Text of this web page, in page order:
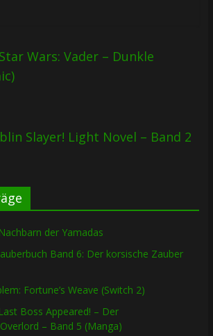
Wars: Vader – Dunkle
Slayer! Light Novel – Band 2
der Yamadas
Band 6: Der korsische Zauber
Fortune’s Weave (Switch 2)
Boss Appeared! – Der
– Band 5 (Manga)